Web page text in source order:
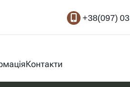
+38(097)
Контакти